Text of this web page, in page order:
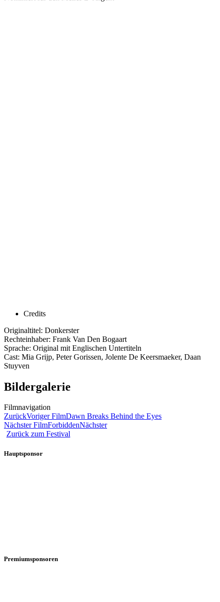
Credits
Originaltitel: Donkerster
Rechteinhaber: Frank Van Den Bogaart
Sprache: Original mit Englischen Untertiteln
Cast: Mia Grijp, Peter Gorissen, Jolente De Keersmaeker, Daan
Stuyven
Bildergalerie
Filmnavigation
ZurückVoriger FilmDawn Breaks Behind the Eyes
Nächster FilmForbiddenNächster
Zurück zum Festival
Hauptsponsor
Premiumsponsoren